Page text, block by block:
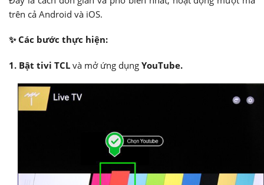
trên cả Android và iOS.
✨ Các bước thực hiện:
1. Bật tivi TCL và mở ứng dụng YouTube.